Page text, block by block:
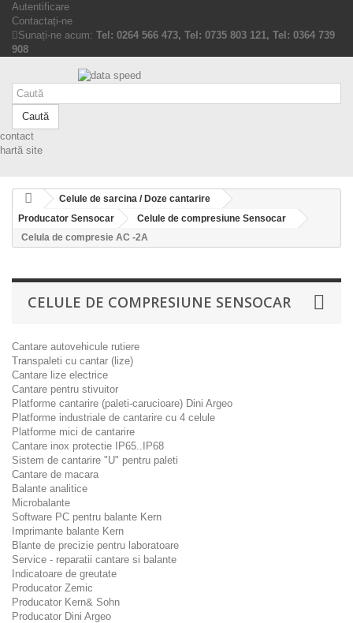
Autentificare
Contactați-ne
Sunați-ne acum: Tel: 0264 566 473, Tel: 0735 803 121, Tel: 0364 739
908
Caută
contact
hartă site
Celule de sarcina / Doze cantarire
Producator Sensocar
Celule de compresiune Sensocar
Celula de compresie AC -2A
CELULE DE COMPRESIUNE SENSOCAR
Cantare autovehicule rutiere
Transpaleti cu cantar (lize)
Cantare lize electrice
Cantare pentru stivuitor
Platforme cantarire (paleti-carucioare) Dini Argeo
Platforme industriale de cantarire cu 4 celule
Platforme mici de cantarire
Cantare inox protectie IP65..IP68
Sistem de cantarire "U" pentru paleti
Cantare de macara
Balante analitice
Microbalante
Software PC pentru balante Kern
Imprimante balante Kern
Blante de precizie pentru laboratoare
Service - reparatii cantare si balante
Indicatoare de greutate
Producator Zemic
Producator Kern& Sohn
Producator Dini Argeo